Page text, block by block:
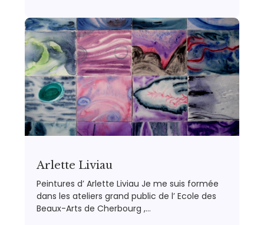
Arlette Liviau
Peintures d’ Arlette Liviau Je me suis formée
dans les ateliers grand public de l’ Ecole des
Beaux-Arts de Cherbourg ,…